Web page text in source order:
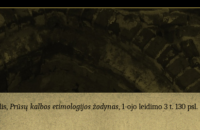
Prūsų kalbos etimologijos žodynas, 1-ojo leidimo 3 t. 130 psl.